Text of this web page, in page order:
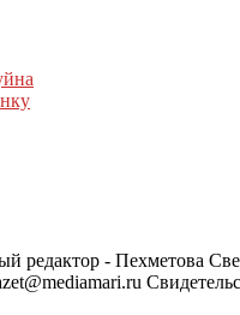
редактор - Пехметова